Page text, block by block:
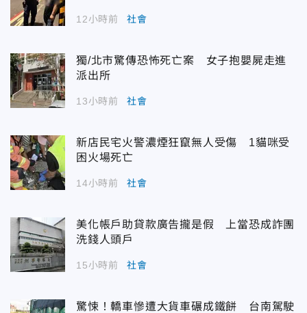
12小時前 社會
獨/北市驚傳恐怖死亡案 女子抱嬰屍走進
派出所
13小時前 社會
新店民宅火警濃煙狂竄無人受傷 1貓咪受
困火場死亡
14小時前 社會
美化帳戶助貸款廣告攏是假 上當恐成詐團
洗錢人頭戶
15小時前 社會
驚悚！轎車慘遭大貨車碾成鐵餅 台南駕駛